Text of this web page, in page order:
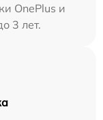
OnePlus и
3 лет.